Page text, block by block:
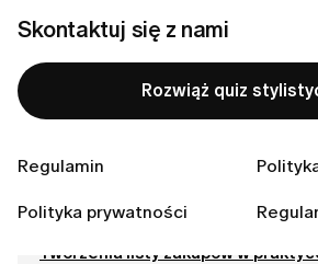
Skontaktuj się z nami
Rozwiąż quiz
Regulamin
Polityka prywatności
Spis treści
Dlaczego potrzebujesz listy
Wybór odpowiednich materiałów
Tworzenia listy zakupów w